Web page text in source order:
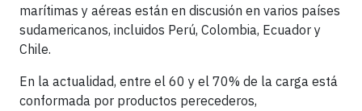
marítimas y aéreas están en discusión en varios países
sudamericanos, incluidos Perú, Colombia, Ecuador y
Chile.
En la actualidad, entre el 60 y el 70% de la carga está
conformada por productos perecederos,